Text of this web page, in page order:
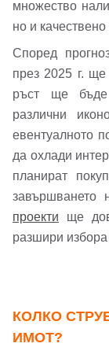
множество
но и
Според
през 2025 г.
ръст ще бъде
различни
евентуалното
да охлади
планират
завършването
проекти ще
разшири избора
КОЛКО
ИМОТ?